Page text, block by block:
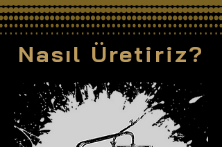
Nasıl Üretiriz?